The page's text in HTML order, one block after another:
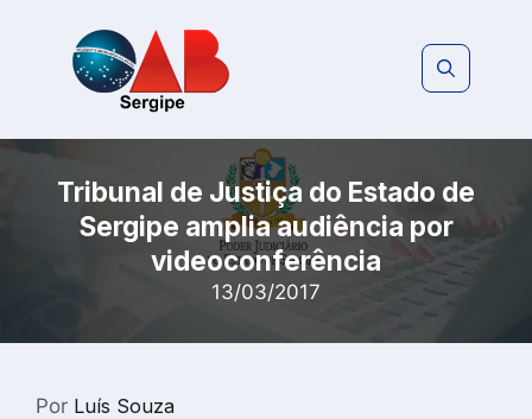
Tribunal de Justiça do Estado de
Sergipe amplia audiência por
videoconferência
13/03/2017
Por Luís Souza